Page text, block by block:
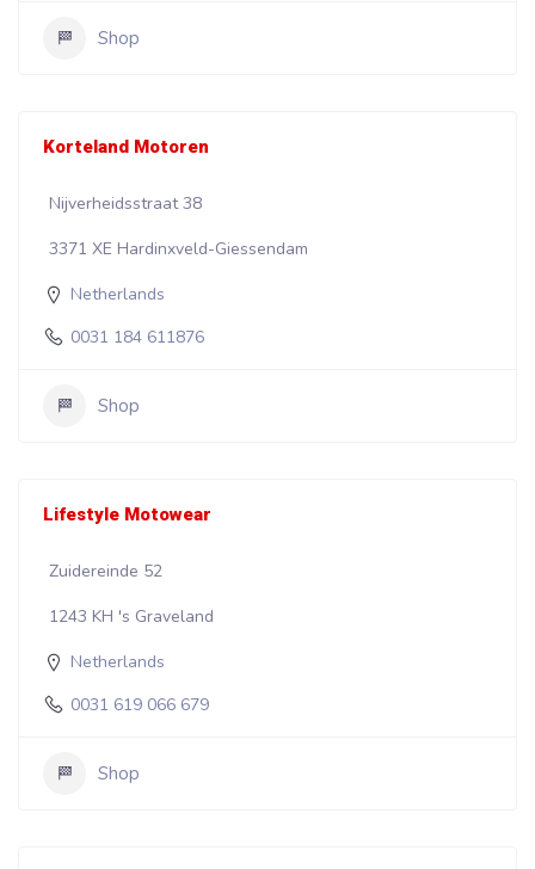
Shop
Korteland Motoren
Nijverheidsstraat 38
3371 XE Hardinxveld-Giessendam
Netherlands
0031 184 611876
Shop
Lifestyle Motowear
Zuidereinde 52
1243 KH 's Graveland
Netherlands
0031 619 066 679
Shop